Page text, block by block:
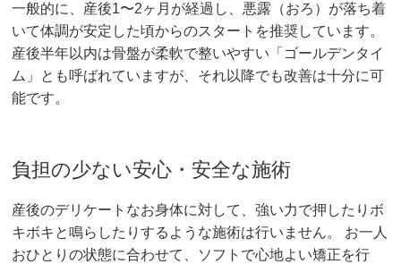
一般的に、産後1〜2ヶ月が経過し、悪露（おろ）が落ち着
いて体調が安定した頃からのスタートを推奨しています。
産後半年以内は骨盤が柔軟で整いやすい「ゴールデンタイ
ム」とも呼ばれていますが、それ以降でも改善は十分に可
能です。
負担の少ない安心・安全な施術
産後のデリケートなお身体に対して、強い力で押したりボ
キボキと鳴らしたりするような施術は行いません。 お一人
おひとりの状態に合わせて、ソフトで心地よい矯正を行